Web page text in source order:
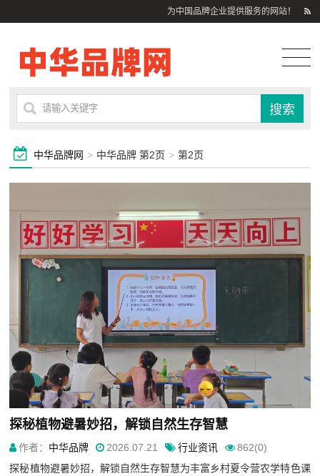
为中国品牌企业提供服务的网站！
中华品牌网 > 中华品牌 第2页 > 第2页
探秘植物避暑妙招，解锁自然生存智慧
作者： 中华品牌 2026.07.21 行业资讯
862(0)
探秘植物避暑妙招，解锁自然生存智慧为丰富乡村夏令营农学特色课